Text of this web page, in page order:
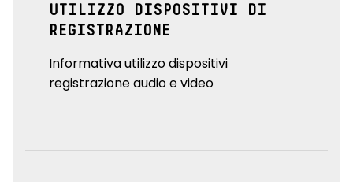
UTILIZZO DISPOSITIVI DI
REGISTRAZIONE
Informativa utilizzo dispositivi
registrazione audio e video